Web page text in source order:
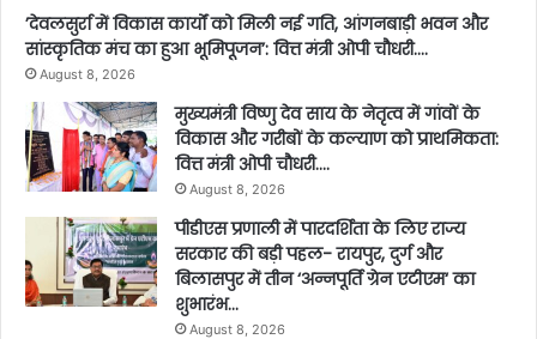
’देवलसुर्रा में विकास कार्यों को मिली नई गति, आंगनबाड़ी भवन और
सांस्कृतिक मंच का हुआ भूमिपूजन’: वित्त मंत्री ओपी चौधरी….
August 8, 2026
मुख्यमंत्री विष्णु देव साय के नेतृत्व में गांवों के
विकास और गरीबों के कल्याण को प्राथमिकता:
वित्त मंत्री ओपी चौधरी….
August 8, 2026
पीडीएस प्रणाली में पारदर्शिता के लिए राज्य
सरकार की बड़ी पहल- रायपुर, दुर्ग और
बिलासपुर में तीन ‘अन्नपूर्ति ग्रेन एटीएम‘ का
शुभारंभ…
August 8, 2026